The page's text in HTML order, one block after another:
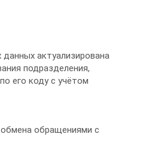
актуализирована
подразделения,
его коду с учётом
обращениями с